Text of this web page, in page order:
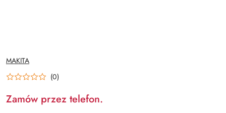
NAZWA
PRODUCENTA:
MAKITA
(0)
Zamów przez telefon.